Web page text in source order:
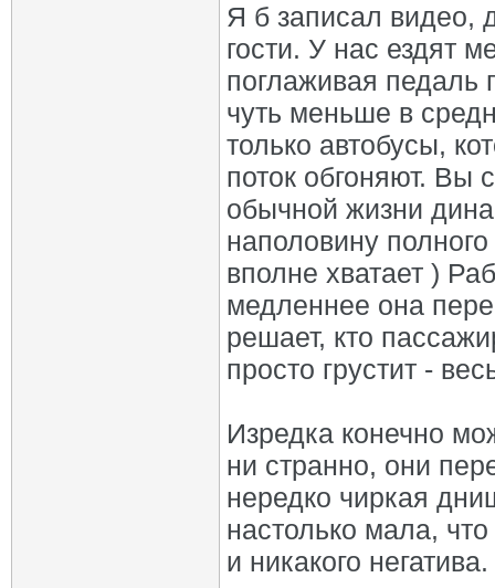
Я б записал видео,
гости. У нас ездят
поглаживая педаль
чуть меньше в
только автобусы,
поток обгоняют. Вы
обычной жизни
наполовину
вполне хватает )
медленнее она
решает, кто
просто грустит -
Изредка конечно
ни странно, они
нередко чиркая
настолько мала,
и никакого негатива.